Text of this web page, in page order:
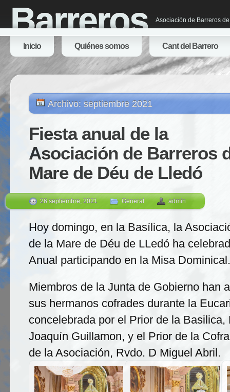
Barreros Asociación de Barreros
Inicio Quiénes somos Cant del Barrero
Archivo: septiembre 2021
Fiesta anual de la
Asociación de Barreros
Mare de Déu de Lledó
26 septiembre, 2021 General admin
Hoy domingo, en la Basílica, la
de la Mare de Déu de LLedó ha
Anual participando en la Misa Dominical.
Miembros de la Junta de Gobierno han
sus hermanos cofrades durante la
concelebrada por el Prior de la Basilica,
Joaquín Guillamon, y el Prior de la
de la Asociación, Rvdo. D Miguel Abril.